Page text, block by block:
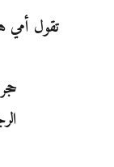
تقول أمي